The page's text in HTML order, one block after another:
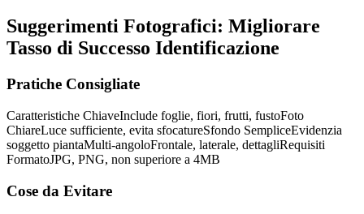
Suggerimenti Fotografici: Migliorare
Tasso di Successo Identificazione
Pratiche Consigliate
Caratteristiche ChiaveInclude foglie, fiori, frutti, fustoFoto
ChiareLuce sufficiente, evita sfocatureSfondo SempliceEvidenzia
soggetto piantaMulti-angoloFrontale, laterale, dettagliRequisiti
FormatoJPG, PNG, non superiore a 4MB
Cose da Evitare